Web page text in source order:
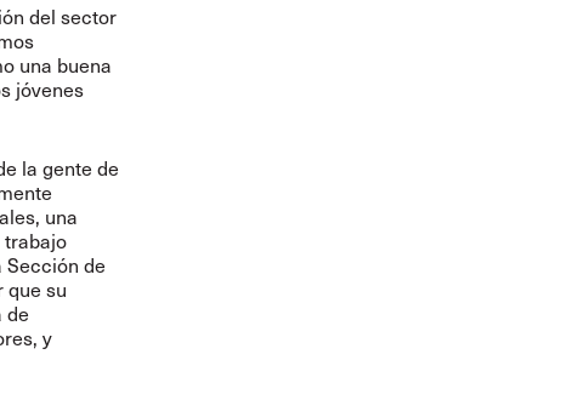
del sector
una buena
jóvenes
la gente de
una
de
que su
de
y